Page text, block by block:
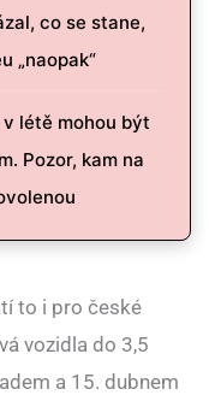
co se stane,
„naopak“
létě mohou být
Pozor, kam na
to i pro české
vozidla do 3,5
a 15. dubnem